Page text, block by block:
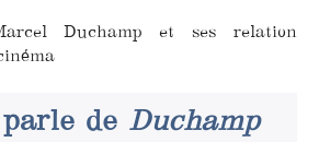
Duchamp et ses relation
de Duchamp